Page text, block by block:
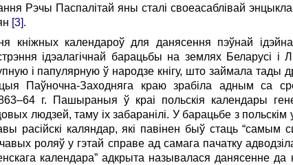
Рэчы Паспалітай яны сталі своеасаблівай
[3].
кніжных календароў для данясення пэўнай
ідэалагічнай барацьбы на землях Беларусі і
і папулярную ў народзе кнігу, што займала тады
Паўночна-Заходняга краю зрабіла адным са
г. Пашыраныя ў краі польскія календары
людзей, таму іх забаранілі. У барацьбе з
расійскі каляндар, які павінен быў стаць “самым
роляў у гэтай справе ад самага пачатку
календара” адкрыта называлася данясенне